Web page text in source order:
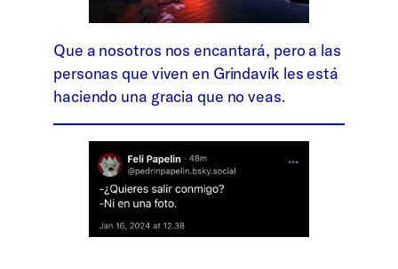
Que a nosotros nos encantará, pero a las
personas que viven en Grindavík les está
haciendo una gracia que no veas.